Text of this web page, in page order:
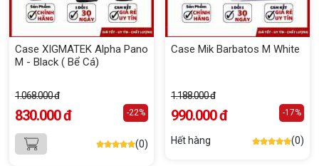
Case XIGMATEK Alpha Pano
M - Black ( Bể Cá)
1.068.000 đ
830.000 đ -22%
(0)
Case Mik Barbatos M White
1.188.000 đ
990.000 đ -17%
Hết hàng (0)